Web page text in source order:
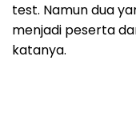
test. Namun dua
menjadi peserta
katanya.